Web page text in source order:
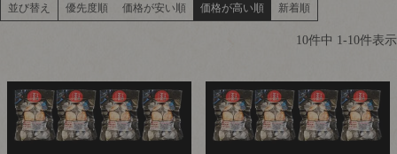
並び替え 優先度順 価格が安い順 価格が高い順 新着順
10件中 1-10件表示